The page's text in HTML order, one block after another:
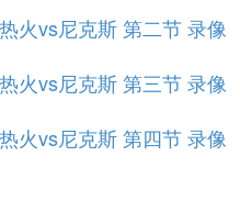
火vs尼克斯 第二节 录像
火vs尼克斯 第三节 录像
火vs尼克斯 第四节 录像